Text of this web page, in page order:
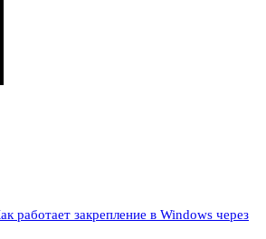
работает закрепление в Windows через